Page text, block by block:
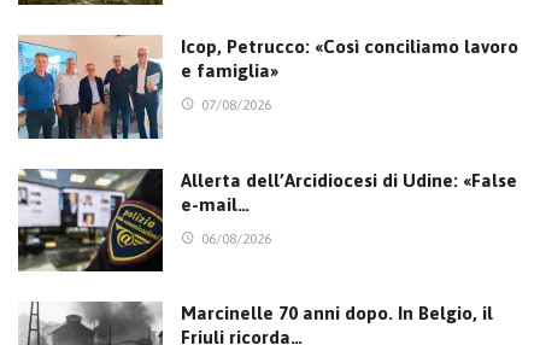
Icop, Petrucco: «Così conciliamo lavoro
e famiglia»
07/08/2026
Allerta dell’Arcidiocesi di Udine: «False
e-mail…
06/08/2026
Marcinelle 70 anni dopo. In Belgio, il
Friuli ricorda…